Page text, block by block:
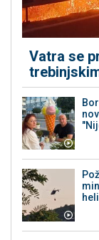
Vatra se